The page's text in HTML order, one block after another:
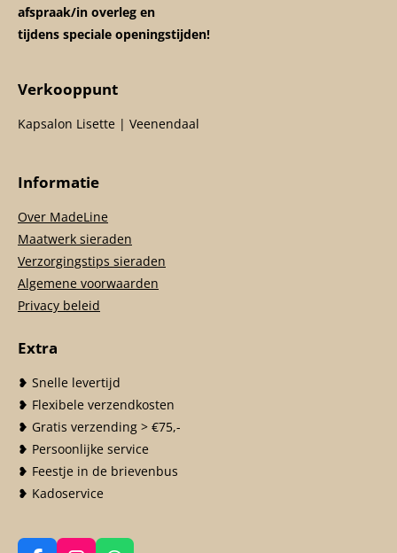
afspraak/in overleg en
tijdens speciale openingstijden!
Verkooppunt
Kapsalon Lisette | Veenendaal
Informatie
Over MadeLine
Maatwerk sieraden
Verzorgingstips sieraden
Algemene voorwaarden
Privacy beleid
Extra
❥ Snelle levertijd
❥ Flexibele verzendkosten
❥ Gratis verzending > €75,-
❥ Persoonlijke service
❥ Feestje in de brievenbus
❥ Kadoservice